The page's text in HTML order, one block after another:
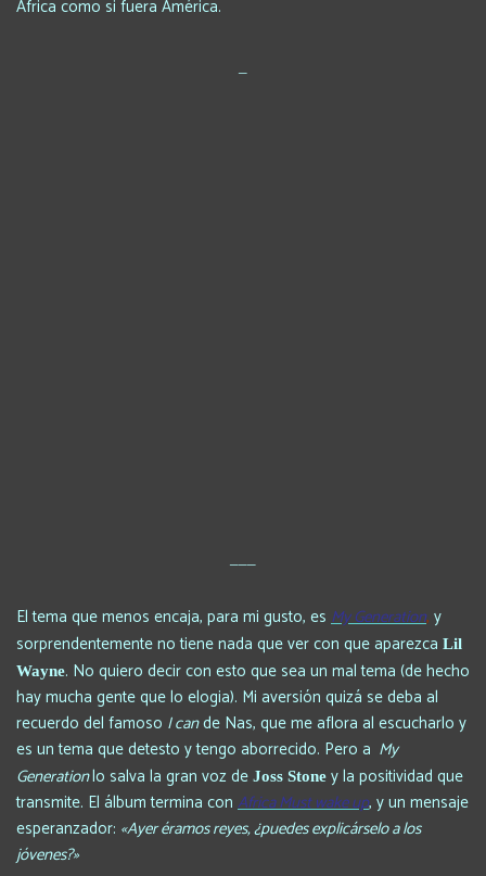
África como si fuera América.
El tema que menos encaja, para mi gusto, es My Generation, y
sorprendentemente no tiene nada que ver con que aparezca Lil
Wayne. No quiero decir con esto que sea un mal tema (de hecho
hay mucha gente que lo elogia). Mi aversión quizá se deba al
recuerdo del famoso I cande Nas, que me aflora al escucharlo y
es un tema que detesto y tengo aborrecido. Pero a My
Generationlo salva la gran voz de Joss Stone y la positividad que
transmite. El álbum termina con Africa Must wake up, y un mensaje
esperanzador: «Ayer éramos reyes, ¿puedes explicárselo a los
jóvenes?»